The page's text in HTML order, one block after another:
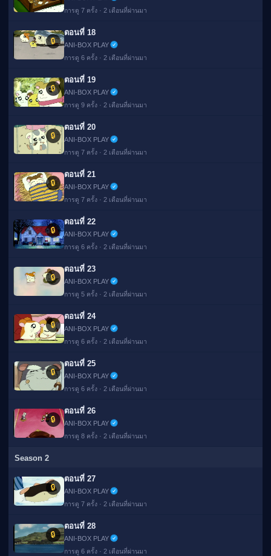
การดู 7 ครั้ง · 2 เดือนที่ผ่านมา
🔒
ตอนที่ 18
ANI-BOX PLAY
การดู 6 ครั้ง · 2 เดือนที่ผ่านมา
🔒
ตอนที่ 19
ANI-BOX PLAY
การดู 9 ครั้ง · 2 เดือนที่ผ่านมา
🔒
ตอนที่ 20
ANI-BOX PLAY
การดู 7 ครั้ง · 2 เดือนที่ผ่านมา
🔒
ตอนที่ 21
ANI-BOX PLAY
การดู 7 ครั้ง · 2 เดือนที่ผ่านมา
🔒
ตอนที่ 22
ANI-BOX PLAY
การดู 6 ครั้ง · 2 เดือนที่ผ่านมา
🔒
ตอนที่ 23
ANI-BOX PLAY
การดู 5 ครั้ง · 2 เดือนที่ผ่านมา
🔒
ตอนที่ 24
ANI-BOX PLAY
การดู 6 ครั้ง · 2 เดือนที่ผ่านมา
🔒
ตอนที่ 25
ANI-BOX PLAY
การดู 6 ครั้ง · 2 เดือนที่ผ่านมา
🔒
ตอนที่ 26
ANI-BOX PLAY
การดู 8 ครั้ง · 2 เดือนที่ผ่านมา
Season 2
🔒
ตอนที่ 27
ANI-BOX PLAY
การดู 7 ครั้ง · 2 เดือนที่ผ่านมา
🔒
ตอนที่ 28
ANI-BOX PLAY
การดู 6 ครั้ง · 2 เดือนที่ผ่านมา